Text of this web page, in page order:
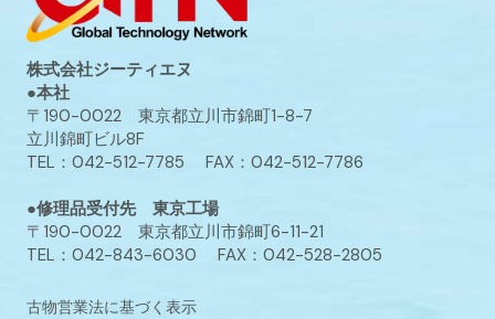
株式会社ジーティエヌ
●本社
〒190-0022 東京都立川市錦町1-8-7
立川錦町ビル8F
TEL：042-512-7785 FAX：042-512-7786
●修理品受付先 東京工場
〒190-0022 東京都立川市錦町6-11-21
TEL：042-843-6030 FAX：042-528-2805
古物営業法に基づく表示